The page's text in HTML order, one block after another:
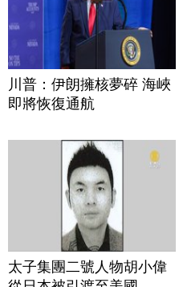
川普：伊朗擁核夢碎 海峽
即將恢復通航
太子集團二號人物胡小偉